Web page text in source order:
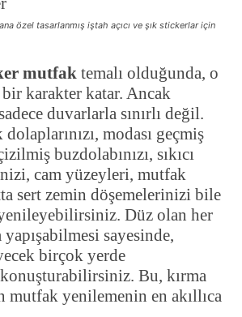
özel tasarlanmış iştah açıcı ve şık stickerlar için
mutfak temalı olduğunda, o
bir karakter katar. Ancak
duvarlarla sınırlı değil.
modası geçmiş
buzdolabınızı, sıkıcı
cam yüzeyleri, mutfak
sert zemin döşemelerinizi bile
Düz olan her
sayesinde,
birçok yerde
konuşturabilirsiniz. Bu, kırma
mutfak yenilemenin en akıllıca